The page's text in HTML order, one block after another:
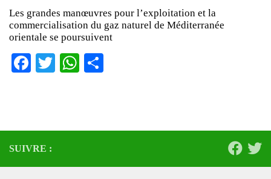
Les grandes manœuvres pour l’exploitation et la
commercialisation du gaz naturel de Méditerranée
orientale se poursuivent
Facebook
TwitterWhatsApp
SUIVRE :